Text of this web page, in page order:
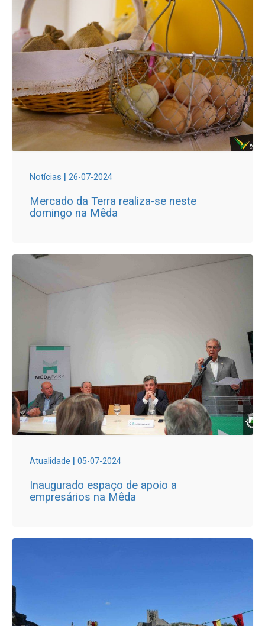
Notícias | 26-07-2024
Mercado da Terra realiza-se neste
domingo na Mêda
Atualidade | 05-07-2024
Inaugurado espaço de apoio a
empresários na Mêda